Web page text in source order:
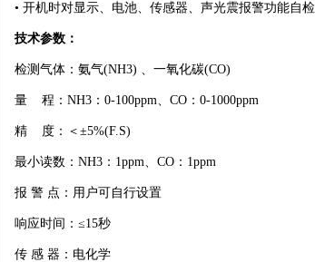
• 开机时对显示、电池、传感器、声光震报警功能自检
技术参数：
检测气体： 氨气(NH3) 、 一氧化碳(CO)
量 程： NH3 ：0-100ppm、 CO ：0-1000ppm
精 度：＜±5%(F.S)
最小读数： NH3 ： 1ppm、 CO ：1ppm
报 警 点： 用户可自行设置
响应时间：≤15秒
传 感 器： 电化学